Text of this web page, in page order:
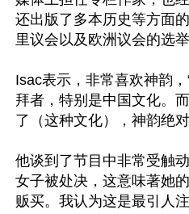
还出版了多本历史等方面
里议会以及欧洲议会的选举
Isac表示，非常喜欢神韵
拜者，特别是中国文化。
了（这种文化），神韵绝
他谈到了节目中非常受触
女子被处决，这意味著她
贩买。我认为这是最引人